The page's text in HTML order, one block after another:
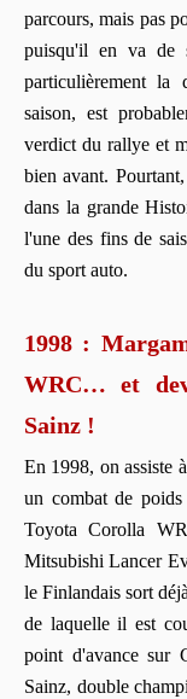
parcours, mais pas
puisqu'il en va de
particulièrement la
saison, est
verdict du rallye et
bien avant.
dans la grande
l'une des fins de
du sport auto.
1998 :
WRC… et
Sainz !
En 1998, on assiste
un combat de
Toyota Corolla
Mitsubishi Lancer
le Finlandais sort
de laquelle il est
point d'avance sur
Sainz, double